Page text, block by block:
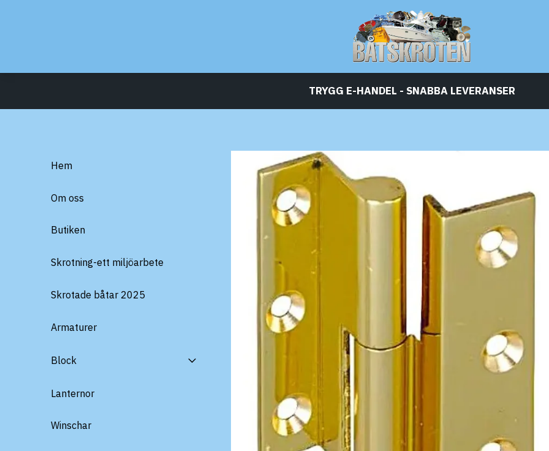
TRYGG E-HANDEL - SNABBA LEVERANSER
Hem
Om oss
Butiken
Skrotning-ett miljöarbete
Skrotade båtar 2025
Armaturer
Block
Lanternor
Winschar